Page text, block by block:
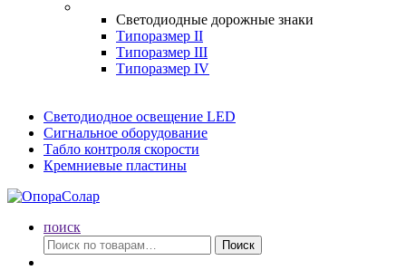
Светодиодные дорожные знаки
Типоразмер II
Типоразмер III
Типоразмер IV
Светодиодное освещение LED
Сигнальное оборудование
Табло контроля скорости
Кремниевые пластины
поиск
Искать:
Поиск